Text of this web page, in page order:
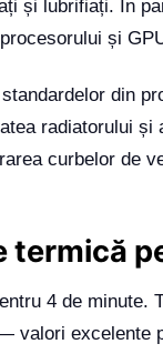
și lubrifiați. În
și
din
radiatorului și
curbelor de
termică
4 de minute.
valori excelente